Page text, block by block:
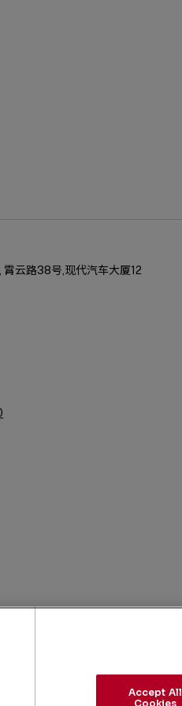
霄云路38号,现代汽车大厦12
Accept All
Cookies